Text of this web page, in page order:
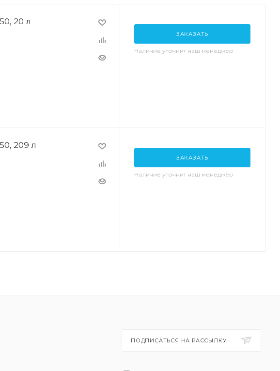
20 л
ЗАКАЗАТЬ
Наличие уточнит наш менеджер
209 л
ЗАКАЗАТЬ
Наличие уточнит наш менеджер
ПОДПИСАТЬСЯ НА РАССЫЛКУ